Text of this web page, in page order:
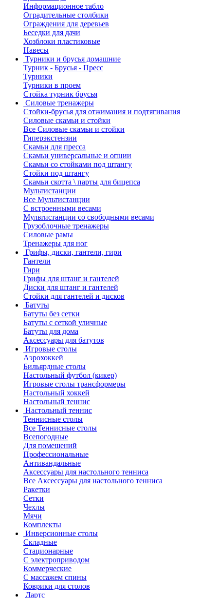
Информационное табло
Оградительные столбики
Ограждения для деревьев
Беседки для дачи
Хозблоки пластиковые
Навесы
Турники и брусья домашние
Турник - Брусья - Пресс
Турники
Турники в проем
Стойка турник брусья
Силовые тренажеры
Стойки-брусья для отжимания и подтягивания
Силовые скамьи и стойки
Все Силовые скамьи и стойки
Гиперэкстензии
Скамьи для пресса
Скамьи универсальные и опции
Скамьи со стойками под штангу
Стойки под штангу
Скамьи скотта \ парты для бицепса
Мультистанции
Все Мультистанции
С встроенными весами
Мультистанции со свободными весами
Грузоблочные тренажеры
Силовые рамы
Тренажеры для ног
Грифы, диски, гантели, гири
Гантели
Гири
Грифы для штанг и гантелей
Диски для штанг и гантелей
Стойки для гантелей и дисков
Батуты
Батуты без сетки
Батуты с сеткой уличные
Батуты для дома
Аксессуары для батутов
Игровые столы
Аэрохоккей
Бильярдные столы
Настольный футбол (кикер)
Игровые столы трансформеры
Настольный хоккей
Настольный теннис
Настольный теннис
Теннисные столы
Все Теннисные столы
Всепогодные
Для помещений
Профессиональные
Антивандальные
Аксессуары для настольного тенниса
Все Аксессуары для настольного тенниса
Ракетки
Сетки
Чехлы
Мячи
Комплекты
Инверсионные столы
Складные
Стационарные
С электроприводом
Коммерческие
С массажем спины
Коврики для столов
Дартс